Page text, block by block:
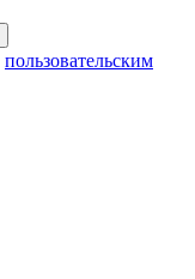
пользовательским